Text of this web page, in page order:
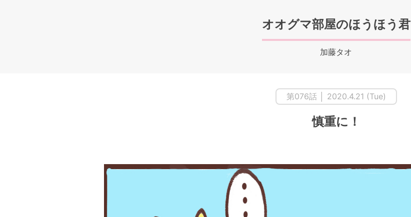
オオグマ部屋のほうほう君
加藤タオ
第076話 │ 2020.4.21 (Tue)
慎重に！